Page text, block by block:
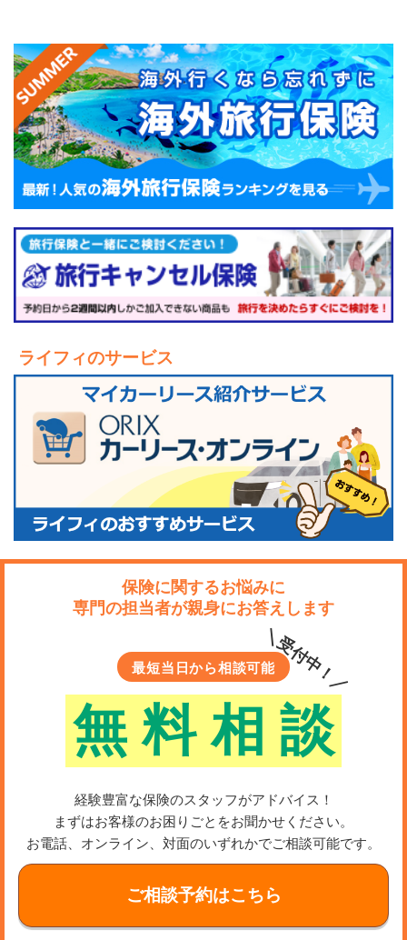
ライフィのサービス
保険に関するお悩みに
専門の担当者が親身にお答えします
最短当日から相談可能
無 料 相 談
＼受付中！／
経験豊富な保険のスタッフがアドバイス！
まずはお客様のお困りごとをお聞かせください。
お電話、オンライン、対面のいずれかでご相談可能です。
ご相談予約はこちら